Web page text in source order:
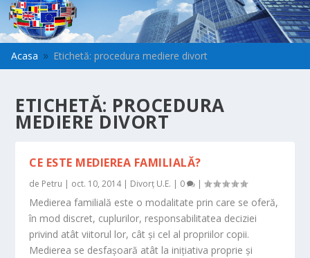
Acasa 9 Etichetă: procedura mediere divort
ETICHETĂ: PROCEDURA
MEDIERE DIVORT
CE ESTE MEDIEREA FAMILIALĂ?
de Petru | oct. 10, 2014| Divorț U.E. | 0 |
Medierea familială este o modalitate prin care se oferă,
în mod discret, cuplurilor, responsabilitatea deciziei
privind atât viitorul lor, cât şi cel al propriilor copii.
Medierea se desfaşoară atât la iniţiativa proprie şi